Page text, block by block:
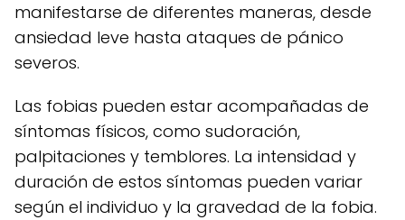
manifestarse de diferentes maneras, desde
ansiedad leve hasta ataques de pánico
severos.
Las fobias pueden estar acompañadas de
síntomas físicos, como sudoración,
palpitaciones y temblores. La intensidad y
duración de estos síntomas pueden variar
según el individuo y la gravedad de la fobia.